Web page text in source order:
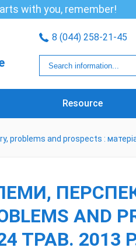
with you, remember!
8 (044) 258-21-45
Resource
and prospects :
AND
ТРАВ. 2013